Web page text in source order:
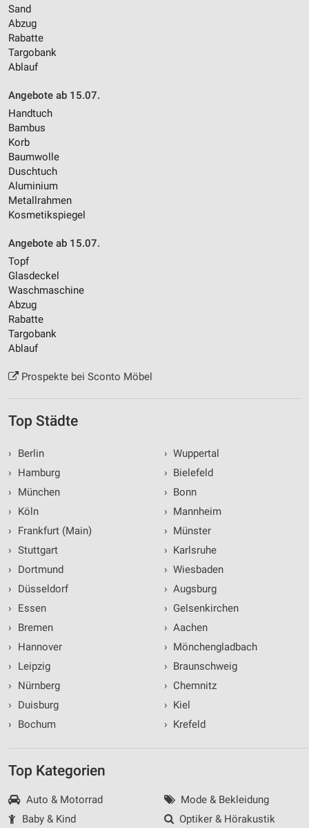
Sand
Abzug
Rabatte
Targobank
Ablauf
Angebote ab 15.07.
Handtuch
Bambus
Korb
Baumwolle
Duschtuch
Aluminium
Metallrahmen
Kosmetikspiegel
Angebote ab 15.07.
Topf
Glasdeckel
Waschmaschine
Abzug
Rabatte
Targobank
Ablauf
Prospekte bei Sconto Möbel
Top Städte
›
Berlin
›
Hamburg
›
München
›
Köln
›
Frankfurt (Main)
› Stuttgart
›
Dortmund
›
Düsseldorf
›
Essen
›
Bremen
›
Hannover
›
Leipzig
›
Nürnberg
›
Duisburg
›
Bochum
› Wuppertal
› Bielefeld
› Bonn
› Mannheim
› Münster
› Karlsruhe
› Wiesbaden
› Augsburg
› Gelsenkirchen
› Aachen
› Mönchengladbach
› Braunschweig
› Chemnitz
› Kiel
› Krefeld
Top Kategorien
Auto & Motorrad
Baby & Kind
Mode & Bekleidung
Optiker & Hörakustik